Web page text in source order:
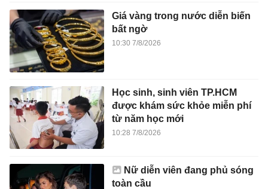
Giá vàng trong nước diễn biến
bất ngờ
10:30 7/8/2026
Học sinh, sinh viên TP.HCM
được khám sức khỏe miễn phí
từ năm học mới
10:28 7/8/2026
Nữ diễn viên đang phủ sóng
toàn cầu